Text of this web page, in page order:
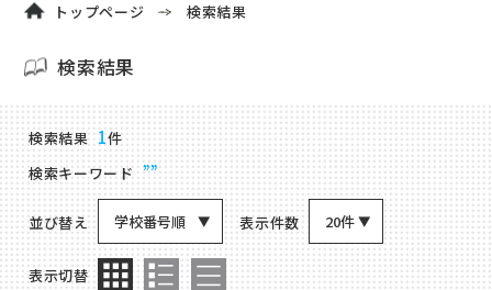
トップページ 検索結果
検索結果
商品検索結果
検索結果 1件
検索キーワード ””
並び替え 学校番号順 表示件数 20件
表示切替